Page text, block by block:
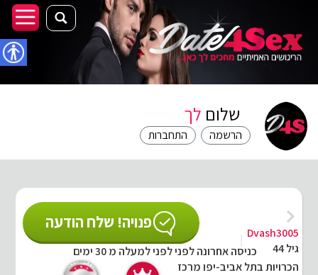
שלום לך
התחברות הרשמה
פנויה! שלח הודעה
Dvash3005
גיל 44
כניסה אחרונה לפני לפני למעלה מ 30 ימים
הכרויות בתל אביב-יפו מרכז